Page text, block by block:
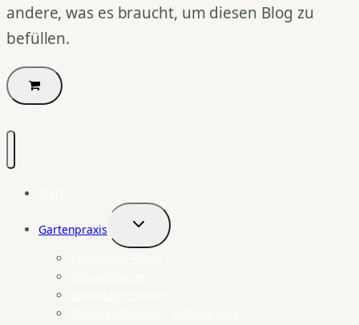
andere, was es braucht, um diesen Blog zu
befüllen.
Gartenpraxis
Untermenü
umschalten